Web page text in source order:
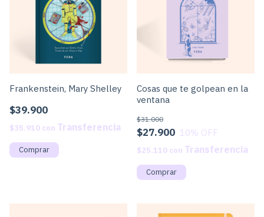
Frankenstein, Mary Shelley
$39.900
$35.910 con
Cosas que te golpean en la
ventana
$27.900
$31.000
10% OFF
$25.110 con